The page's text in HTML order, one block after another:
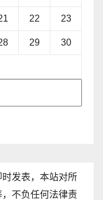
22 23
29 30
发表，本站对所
不负任何法律责